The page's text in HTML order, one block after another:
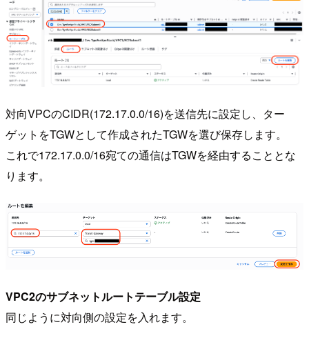
対向VPCのCIDR(172.17.0.0/16)を送信先に設定し、ター
ゲットをTGWとして作成されたTGWを選び保存します。
これで172.17.0.0/16宛ての通信はTGWを経由することとな
ります。
VPC2のサブネットルートテーブル設定
同じように対向側の設定を入れます。